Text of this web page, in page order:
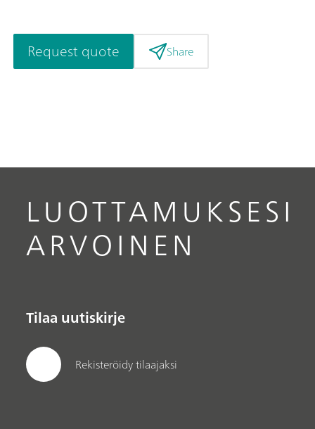
Request quote Share
LUOTTAMUKSESI
ARVOINEN
Tilaa uutiskirje
Rekisteröidy tilaajaksi